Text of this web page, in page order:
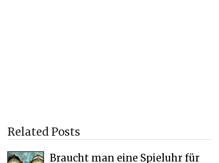
Related Posts
Braucht man eine Spieluhr für